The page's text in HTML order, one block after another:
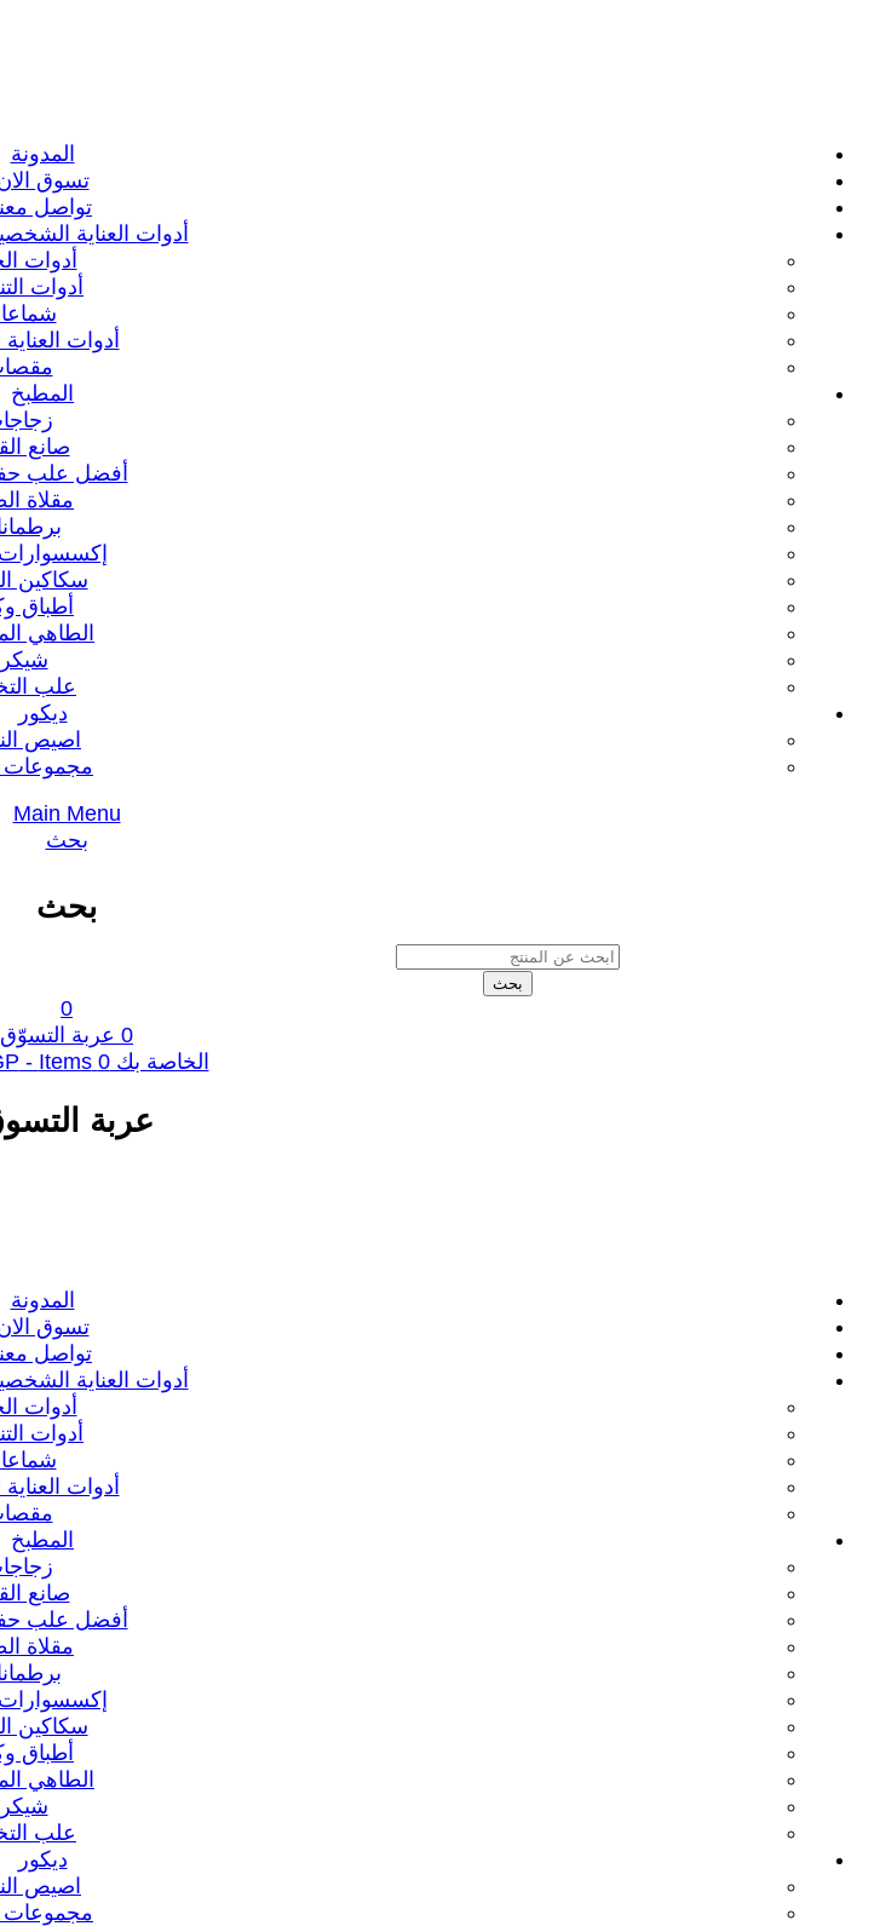
المدونة
تسوق
تواصل
أدوات العناية
أدوات
أدوات
أدوات
المطبخ
صانع
أفضل علب
مقلاة
سكاكين
أطباق
الطاهي
علب
ديكور
اصيص
مجموعات
Main Menu
بحث
بحث
Searchبحث
0
0 عربة التسوّق
الخاصة بك0
Items -
عربة
المدونة
تسوق
تواصل
أدوات العناية
أدوات
أدوات
أدوات
المطبخ
صانع
أفضل علب
مقلاة
سكاكين
أطباق
الطاهي
علب
ديكور
اصيص
مجموعات